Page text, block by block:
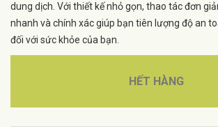
dung dịch. Với thiết kế nhỏ gọn, thao tác đơn
nhanh và chính xác giúp bạn tiên lượng độ an
đối với sức khỏe của bạn.
HẾT HÀNG